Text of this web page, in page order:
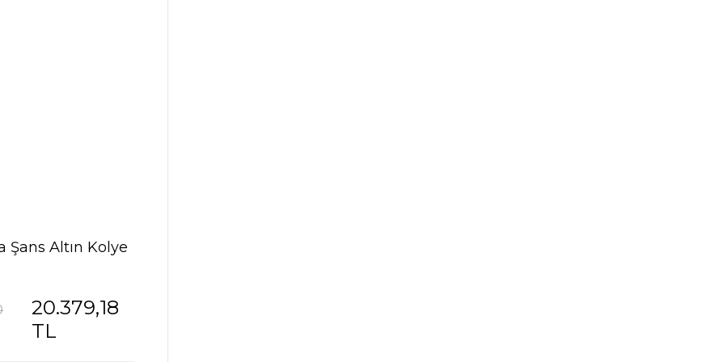
Şans Altın Kolye
20.379,18
TL